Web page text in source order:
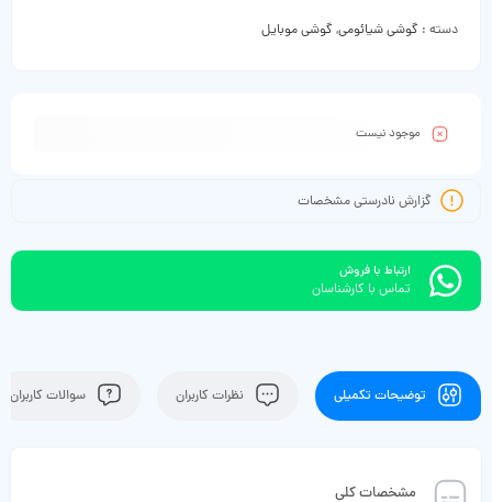
دسته : گوشی شیائومی,گوشی موبایل
موجود نیست
گزارش نادرستی مشخصات
ارتباط با فروش
تماس با کارشناسان
توضیحات تکمیلی نظرات کاربران سوالات کاربران
مشخصات کلی